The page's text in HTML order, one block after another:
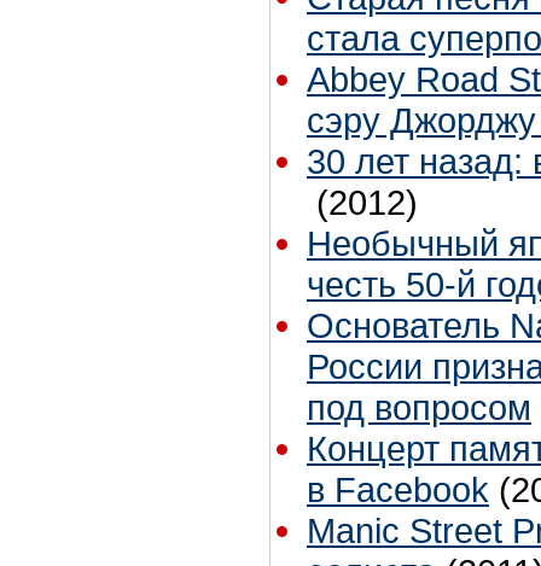
стала
Abbey Road
сэру
30 лет
(2012)
Необычный
честь 50-й
Основатель
России
под вопросом
Концерт
в Facebook
Manic Street